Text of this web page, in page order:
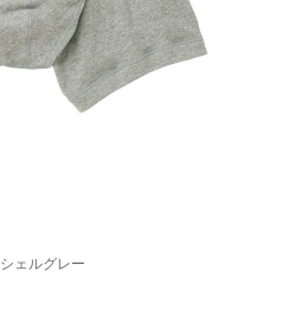
シェルグレー